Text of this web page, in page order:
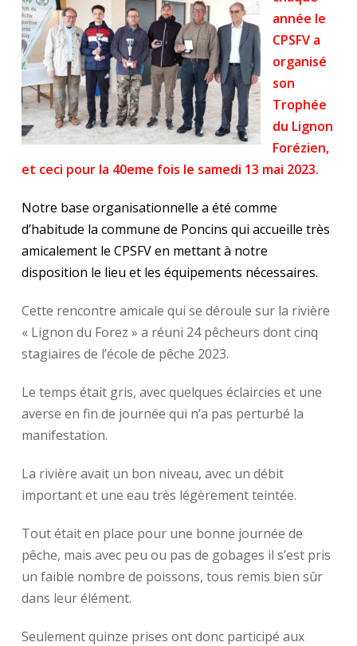
année le
CPSFV a
organisé
son
Trophée
du Lignon
Forézien,
et ceci pour la 40eme fois le samedi 13 mai 2023.
Notre base organisationnelle a été comme
d’habitude la commune de Poncins qui accueille très
amicalement le CPSFV en mettant à notre
disposition le lieu et les équipements nécessaires.
Cette rencontre amicale qui se déroule sur la rivière
« Lignon du Forez » a réuni 24 pêcheurs dont cinq
stagiaires de l’école de pêche 2023.
Le temps était gris, avec quelques éclaircies et une
averse en fin de journée qui n’a pas perturbé la
manifestation.
La rivière avait un bon niveau, avec un débit
important et une eau très légèrement teintée.
Tout était en place pour une bonne journée de
pêche, mais avec peu ou pas de gobages il s’est pris
un faible nombre de poissons, tous remis bien sûr
dans leur élément.
Seulement quinze prises ont donc participé aux